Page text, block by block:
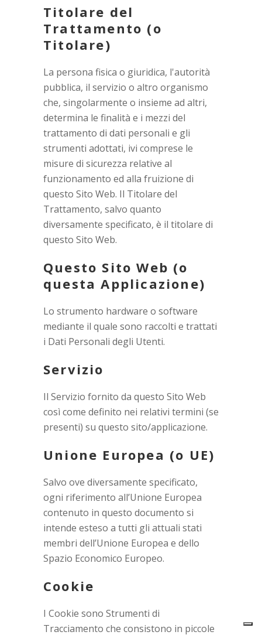
Titolare del
Trattamento (o
Titolare)
La persona fisica o giuridica, l'autorità
pubblica, il servizio o altro organismo
che, singolarmente o insieme ad altri,
determina le finalità e i mezzi del
trattamento di dati personali e gli
strumenti adottati, ivi comprese le
misure di sicurezza relative al
funzionamento ed alla fruizione di
questo Sito Web. Il Titolare del
Trattamento, salvo quanto
diversamente specificato, è il titolare di
questo Sito Web.
Questo Sito Web (o
questa Applicazione)
Lo strumento hardware o software
mediante il quale sono raccolti e trattati
i Dati Personali degli Utenti.
Servizio
Il Servizio fornito da questo Sito Web
così come definito nei relativi termini (se
presenti) su questo sito/applicazione.
Unione Europea (o UE)
Salvo ove diversamente specificato,
ogni riferimento all’Unione Europea
contenuto in questo documento si
intende esteso a tutti gli attuali stati
membri dell’Unione Europea e dello
Spazio Economico Europeo.
Cookie
I Cookie sono Strumenti di
Tracciamento che consistono in piccole